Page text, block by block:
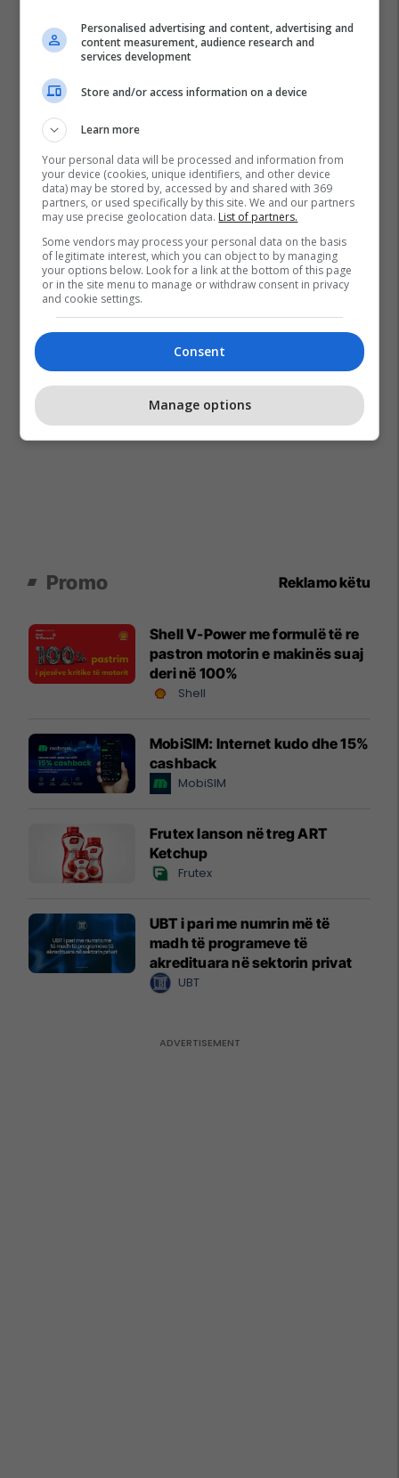
Promo Reklamo këtu
Shell V-Power me formulë të re
pastron motorin e makinës suaj
deri në 100%
Shell
MobiSIM: Internet kudo dhe 15%
cashback
MobiSIM
Frutex lanson në treg ART
Ketchup
Frutex
UBT i pari me numrin më të
madh të programeve të
akredituara në sektorin privat
UBT
Personalised advertising and content, advertising and
content measurement, audience research and
services development
Store and/or access information on a device
Learn more
Your personal data will be processed and information from
your device (cookies, unique identifiers, and other device
data) may be stored by, accessed by and shared with 369
partners, or used specifically by this site. We and our partners
may use precise geolocation data. List of partners.
Some vendors may process your personal data on the basis
of legitimate interest, which you can object to by managing
your options below. Look for a link at the bottom of this page
or in the site menu to manage or withdraw consent in privacy
and cookie settings.
Consent
Manage options